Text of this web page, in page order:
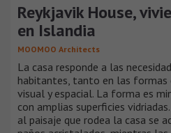
Reykjavik House,
en Islandia
MOOMOO Architects
La casa responde a las
habitantes, tanto en las formas
visual y espacial. La forma es
con amplias superficies
al paisaje que rodea la casa se